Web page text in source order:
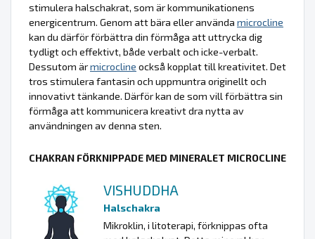
stimulera halschakrat, som är kommunikationens
energicentrum. Genom att bära eller använda microcline
kan du därför förbättra din förmåga att uttrycka dig
tydligt och effektivt, både verbalt och icke-verbalt.
Dessutom ärmicrocline också kopplat till kreativitet. Det
tros stimulera fantasin och uppmuntra originellt och
innovativt tänkande. Därför kan de som vill förbättra sin
förmåga att kommunicera kreativt dra nytta av
användningen av denna sten.
CHAKRAN FÖRKNIPPADE MED MINERALET MICROCLINE
VISHUDDHA
Halschakra
Mikroklin, i litoterapi, förknippas ofta